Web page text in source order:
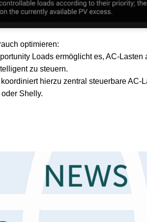
Services
optimieren:
Loads ermöglicht es, AC-Lasten
zu steuern.
hierzu zentral steuerbare AC-
Shelly.